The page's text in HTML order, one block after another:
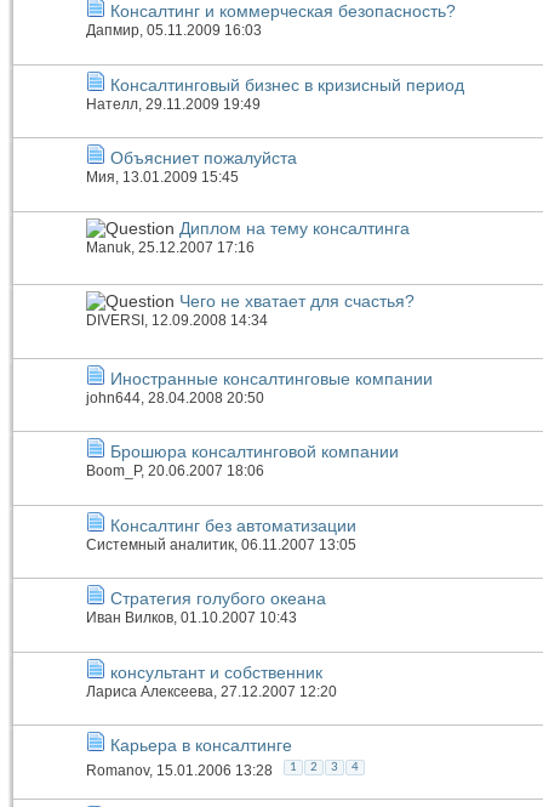
Консалтинг и коммерческая безопасность?
Дапмир, 05.11.2009 16:03
Консалтинговый бизнес в кризисный период
Нателл, 29.11.2009 19:49
Объясниет пожалуйста
Мия, 13.01.2009 15:45
Диплом на тему консалтинга
Manuk , 25.12.2007 17:16
Чего не хватает для счастья?
DIVERSI , 12.09.2008 14:34
Иностранные консалтинговые компании
john644 , 28.04.2008 20:50
Брошюра консалтинговой компании
Boom_P, 20.06.2007 18:06
Консалтинг без автоматизации
Системный аналитик , 06.11.2007 13:05
Стратегия голубого океана
Иван Вилков, 01.10.2007 10:43
консультант и собственник
Лариса Алексеева , 27.12.2007 12:20
Карьера в консалтинге
Romanov, 15.01.2006 13:28 1 2 3 4